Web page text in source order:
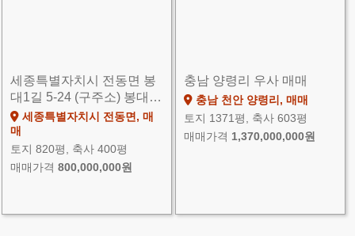
세종특별자치시 전동면 봉
대1길 5-24 (구주소) 봉대…
세종특별자치시 전동면, 매
매
토지 820평, 축사 400평
매매가격 800,000,000원
충남 양령리 우사 매매
충남 천안 양령리, 매매
토지 1371평, 축사 603평
매매가격 1,370,000,000원